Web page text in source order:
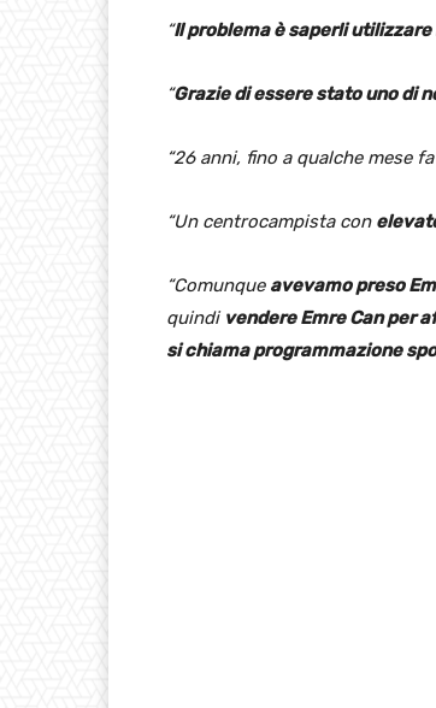
“Il problema è saperli
“Grazie di essere stato uno di
“26 anni, fino a qualche mese fa
“Un centrocampista con
“Comunque avevamo preso
quindi vendere Emre Can per
si chiama programmazione